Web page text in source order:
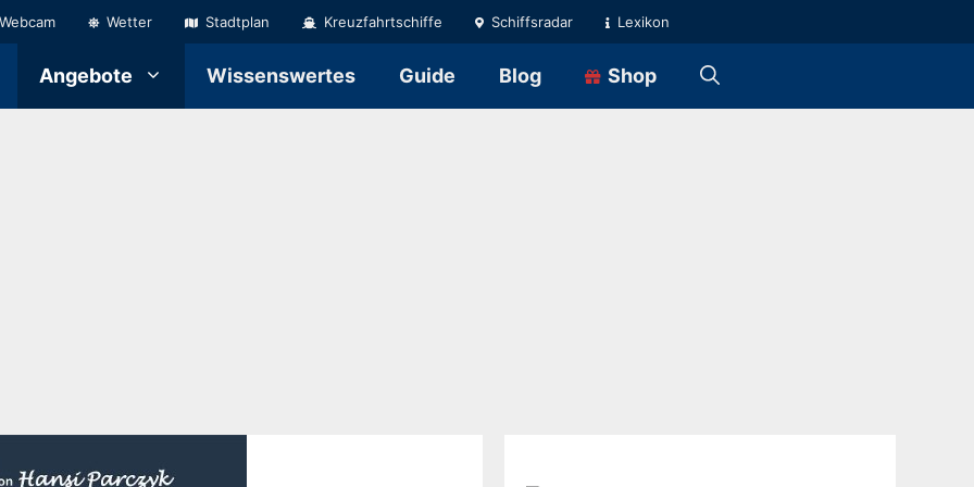
Webcam Wetter Stadtplan Kreuzfahrtschiffe Schiffsradar Lexikon
Angebote Wissenswertes Guide Blog Shop